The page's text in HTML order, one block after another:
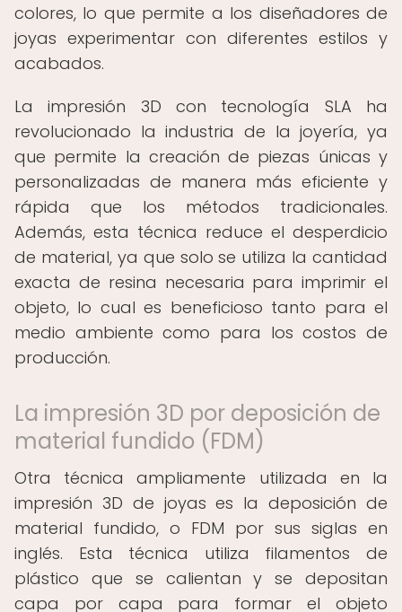
colores, lo que permite a los diseñadores de
joyas experimentar con diferentes estilos y
acabados.
La impresión 3D con tecnología SLA ha
revolucionado la industria de la joyería, ya
que permite la creación de piezas únicas y
personalizadas de manera más eficiente y
rápida que los métodos tradicionales.
Además, esta técnica reduce el desperdicio
de material, ya que solo se utiliza la cantidad
exacta de resina necesaria para imprimir el
objeto, lo cual es beneficioso tanto para el
medio ambiente como para los costos de
producción.
La impresión 3D por deposición de
material fundido (FDM)
Otra técnica ampliamente utilizada en la
impresión 3D de joyas es la deposición de
material fundido, o FDM por sus siglas en
inglés. Esta técnica utiliza filamentos de
plástico que se calientan y se depositan
capa por capa para formar el objeto